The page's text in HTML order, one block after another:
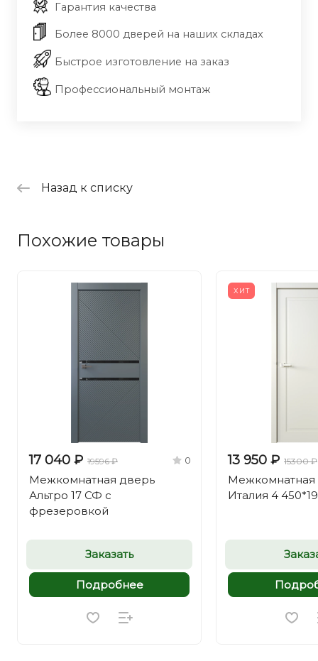
Гарантия качества
Более 8000 дверей на наших складах
Быстрое изготовление на заказ
Профессиональный монтаж
Назад к списку
Похожие товары
17 040 ₽ 19596 ₽ 0
Межкомнатная дверь
Альтро 17 СФ с
фрезеровкой
Заказать
Подробнее
ХИТ
13 950 ₽ 15300 ₽
Межкомнатная
Италия 4